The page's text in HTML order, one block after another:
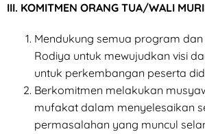
III. KOMITMEN ORANG TUA/WALI
Mendukung semua program dan
Rodiya untuk mewujudkan visi
untuk perkembangan peserta
Berkomitmen melakukan
mufakat dalam menyelesaikan
permasalahan yang muncul